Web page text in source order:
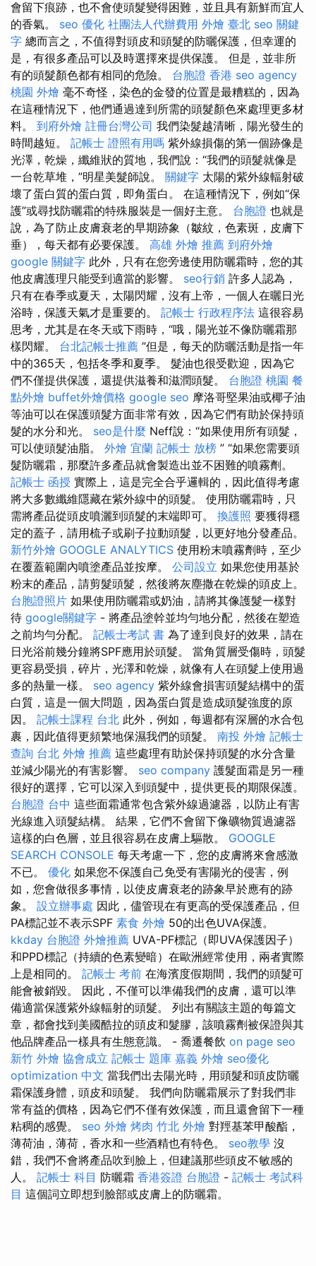
會留下痕跡，也不會使頭髮變得困難，並且具有新鮮而宜人
的香氣。 seo 優化 社團法人代辦費用 外燴 臺北 seo 關鍵
字 總而言之，不值得對頭皮和頭髮的防曬保護，但幸運的
是，有很多產品可以及時選擇來提供保護。 但是，並非所
有的頭髮顏色都有相同的危險。 台胞證 香港 seo agency
桃園 外燴 毫不奇怪，染色的金發的位置是最糟糕的，因為
在這種情況下，他們通過達到所需的頭髮顏色來處理更多材
料。 到府外燴 註冊台灣公司 我們染髮越清晰，陽光發生的
時間越短。 記帳士 證照有用嗎 紫外線損傷的第一個跡像是
光澤，乾燥，纖維狀的質地，我們說：“我們的頭髮就像是
一台乾草堆，”明星美髮師說。 關鍵字 太陽的紫外線輻射破
壞了蛋白質的蛋白質，即角蛋白。 在這種情況下，例如“保
護”或尋找防曬霜的特殊服裝是一個好主意。 台胞證 也就是
說，為了防止皮膚衰老的早期跡象（皺紋，色素斑，皮膚下
垂），每天都有必要保護。 高雄 外燴 推薦 到府外燴
google 關鍵字 此外，只有在您旁邊使用防曬霜時，您的其
他皮膚護理只能受到適當的影響。 seo行銷 許多人認為，
只有在春季或夏天，太陽閃耀，沒有上帝，一個人在曬日光
浴時，保護天氣才是重要的。 記帳士 行政程序法 這很容易
思考，尤其是在冬天或下雨時，“哦，陽光並不像防曬霜那
樣閃耀。 台北記帳士推薦 ”但是，每天的防曬活動是指一年
中的365天，包括冬季和夏季。 髮油也很受歡迎，因為它
們不僅提供保護，還提供滋養和滋潤頭髮。 台胞證 桃園 餐
點外燴 buffet外燴價格 google seo 摩洛哥堅果油或椰子油
等油可以在保護頭髮方面非常有效，因為它們有助於保持頭
髮的水分和光。 seo是什麼 Neff說：“如果使用所有頭髮，
可以使頭髮油脂。 外燴 宜蘭 記帳士 放榜 ” “如果您需要頭
髮防曬霜，那麼許多產品就會製造出並不困難的噴霧劑。
記帳士 函授 實際上，這是完全合乎邏輯的，因此值得考慮
將大多數纖維隱藏在紫外線中的頭髮。 使用防曬霜時，只
需將產品從頭皮噴灑到頭髮的末端即可。 換護照 要獲得穩
定的蓋子，請用梳子或刷子拉動頭髮，以更好地分發產品。
新竹外燴 GOOGLE ANALYTICS 使用粉末噴霧劑時，至少
在覆蓋範圍內噴塗產品並按摩。 公司設立 如果您使用基於
粉末的產品，請剪髮頭髮，然後將灰塵撒在乾燥的頭皮上。
台胞證照片 如果使用防曬霜或奶油，請將其像護髮一樣對
待 google關鍵字 - 將產品塗幹並均勻地分配，然後在塑造
之前均勻分配。 記帳士考試 書 為了達到良好的效果，請在
日光浴前幾分鐘將SPF應用於頭髮。 當角質層受傷時，頭髮
更容易受損，碎片，光澤和乾燥，就像有人在頭髮上使用過
多的熱量一樣。 seo agency 紫外線會損害頭髮結構中的蛋
白質，這是一個大問題，因為蛋白質是造成頭髮強度的原
因。 記帳士課程 台北 此外，例如，每週都有深層的水合包
裹，因此值得更頻繁地保濕我們的頭髮。 南投 外燴 記帳士
查詢 台北 外燴 推薦 這些處理有助於保持頭髮的水分含量
並減少陽光的有害影響。 seo company 護髮面霜是另一種
很好的選擇，它可以深入到頭髮中，提供更長的期限保護。
台胞證 台中 這些面霜通常包含紫外線過濾器，以防止有害
光線進入頭髮結構。 結果，它們不會留下像礦物質過濾器
這樣的白色層，並且很容易在皮膚上驅散。 GOOGLE
SEARCH CONSOLE 每天考慮一下，您的皮膚將來會感激
不已。 優化 如果您不保護自己免受有害陽光的侵害，例
如，您會做很多事情，以使皮膚衰老的跡象早於應有的跡
象。 設立辦事處 因此，儘管現在有更高的受保護產品，但
PA標記並不表示SPF 素食 外燴 50的出色UVA保護。
kkday 台胞證 外燴推薦 UVA-PF標記（即UVA保護因子）
和PPD標記（持續的色素變暗）在歐洲經常使用，兩者實際
上是相同的。 記帳士 考前 在海濱度假期間，我們的頭髮可
能會被銷毀。 因此，不僅可以準備我們的皮膚，還可以準
備適當保護紫外線輻射的頭髮。 列出有關該主題的每篇文
章，都會找到美國酷拉的頭皮和髮膠，該噴霧劑被保證與其
他品牌產品一樣具有生態意識。 - 喬遷餐飲 on page seo
新竹 外燴 協會成立 記帳士 題庫 嘉義 外燴 seo優化
optimization 中文 當我們出去陽光時，用頭髮和頭皮防曬
霜保護身體，頭皮和頭髮。 我們向防曬霜展示了對我們非
常有益的價格，因為它們不僅有效保護，而且還會留下一種
粘稠的感覺。 seo 外燴 烤肉 竹北 外燴 對羥基苯甲酸酯，
薄荷油，薄荷，香水和一些酒精也有特色。 seo教學 沒
錯，我們不會將產品吹到臉上，但建議那些頭皮不敏感的
人。 記帳士 科目 防曬霜 香港簽證 台胞證 - 記帳士 考試科
目 這個詞立即想到臉部或皮膚上的防曬霜。